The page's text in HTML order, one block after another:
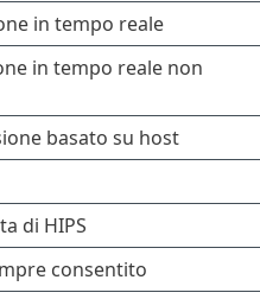
in tempo reale
in tempo reale non
basato su host
di HIPS
consentito